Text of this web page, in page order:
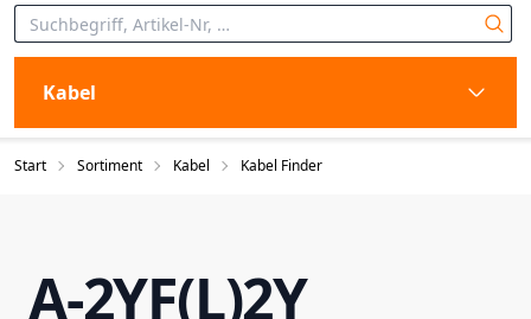
Kabel
Start Sortiment Kabel Kabel Finder
A-2YF(L)2Y